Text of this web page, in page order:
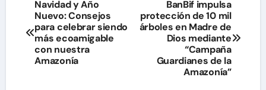
de
entradas
Navidad y Año
Nuevo: Consejos
para celebrar siendo
más ecoamigable
con nuestra
Amazonía
BanBif impulsa
protección de 10 mil
árboles en Madre de
Dios mediante
“Campaña
Guardianes de la
Amazonía”